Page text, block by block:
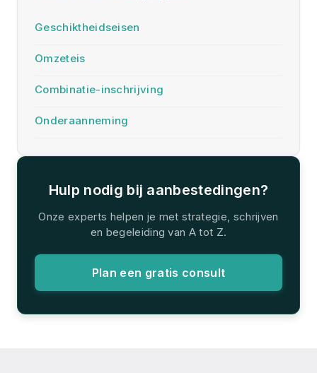
Geschiktheidseisen
Omzeteis
Combinatie-inschrijving
Onderaanneming
Hulp nodig bij aanbestedingen?
Onze experts helpen je met strategie, schrijven
en begeleiding van A tot Z.
Plan een gratis consult